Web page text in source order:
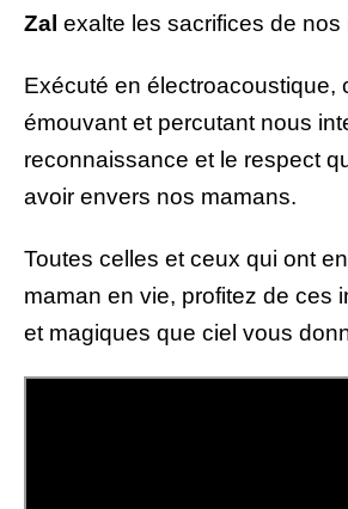
Zal exalte les sacrifices de nos
Exécuté en électroacoustique,
émouvant et percutant nous
reconnaissance et le respect
avoir envers nos mamans.
Toutes celles et ceux qui ont
maman en vie, profitez de ces
et magiques que ciel vous